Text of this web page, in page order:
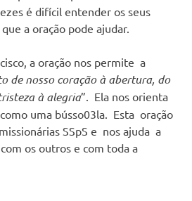
é difícil entender os seus
a oração pode ajudar.
a oração nos permite a
de nosso coração à abertura, do
à alegria”. Ela nos orienta
uma bússo03la. Esta oração
SSpS e nos ajuda a
os outros e com toda a